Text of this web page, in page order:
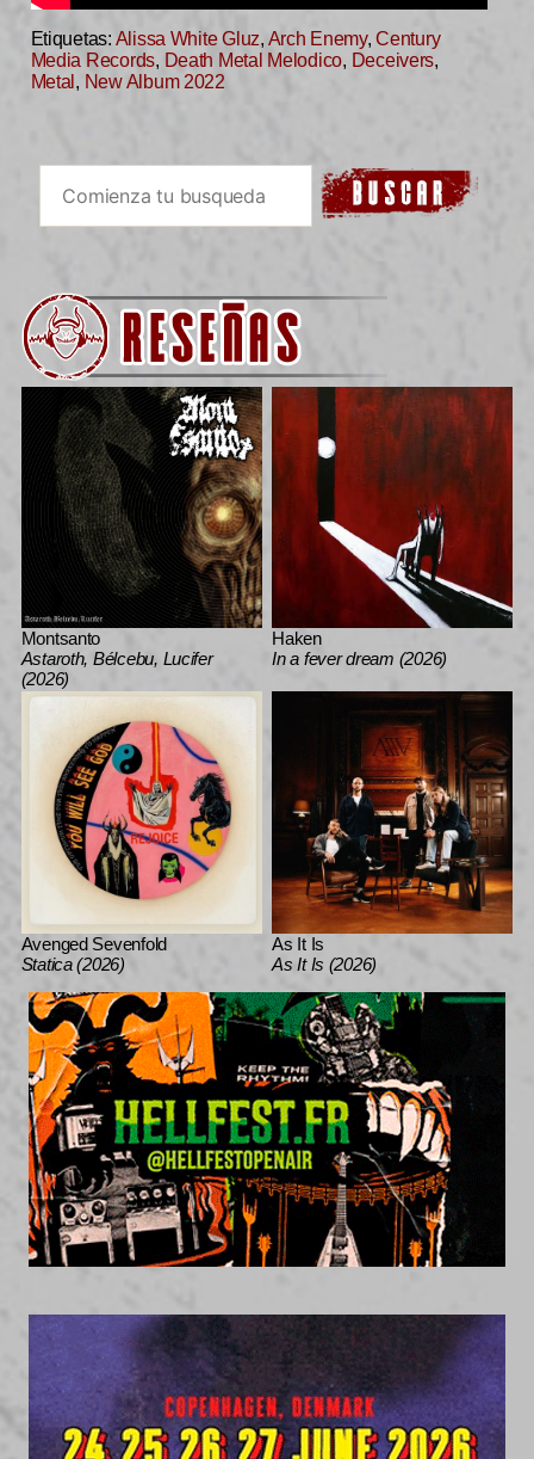
Etiquetas: Alissa White Gluz, Arch Enemy,Century
Media Records, Death Metal Melodico, Deceivers,
Metal , New Album 2022
Montsanto
Astaroth, Bélcebu, Lucifer
(2026)
Haken
In a fever dream (2026)
Avenged Sevenfold
Statica (2026)
As It Is
As It Is (2026)